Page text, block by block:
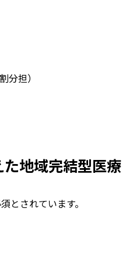
分担）
地域完結型医療
とされています。